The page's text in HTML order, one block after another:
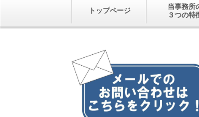
トップページ
当事務所
３つの特